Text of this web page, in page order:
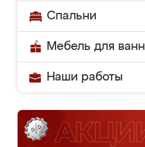
Спальни
Мебель для
Наши работы